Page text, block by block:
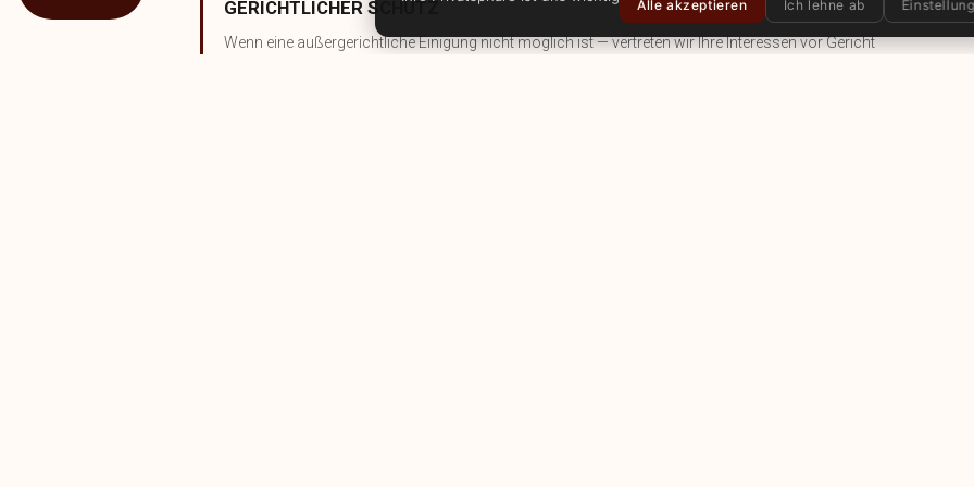
Alle akzeptieren Ich lehne ab
GERICHTLICHER SCHUTZ
Wenn eine außergerichtliche Einigung nicht möglich ist — vertreten wir Ihre Interessen vor Gericht